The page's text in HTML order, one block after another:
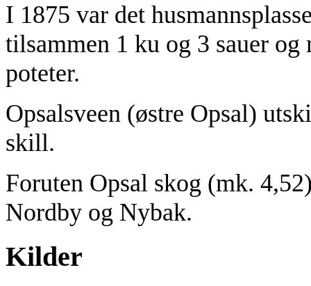
I 1875 var det
tilsammen 1 ku og 3 sauer
poteter.
Opsalsveen (østre Opsal)
skill.
Foruten Opsal skog (mk.
Nordby og Nybak.
Kilder